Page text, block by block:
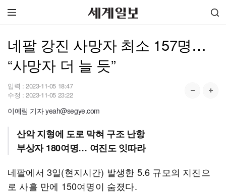
네팔 강진 사망자 최소 157명…
“사망자 더 늘 듯”
입력 : 2023-11-05 18:47
수정 : 2023-11-05 23:22
이예림 기자 yeah@segye.com
산악 지형에 도로 막혀 구조 난항
부상자 180여명… 여진도 잇따라
네팔에서 3일(현지시간) 발생한 5.6 규모의 지진으
로 사흘 만에 150여명이 숨졌다.